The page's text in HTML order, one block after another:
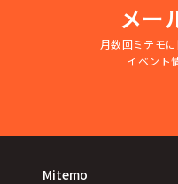
メー
月数回ミテモ
イベント
Mitemo